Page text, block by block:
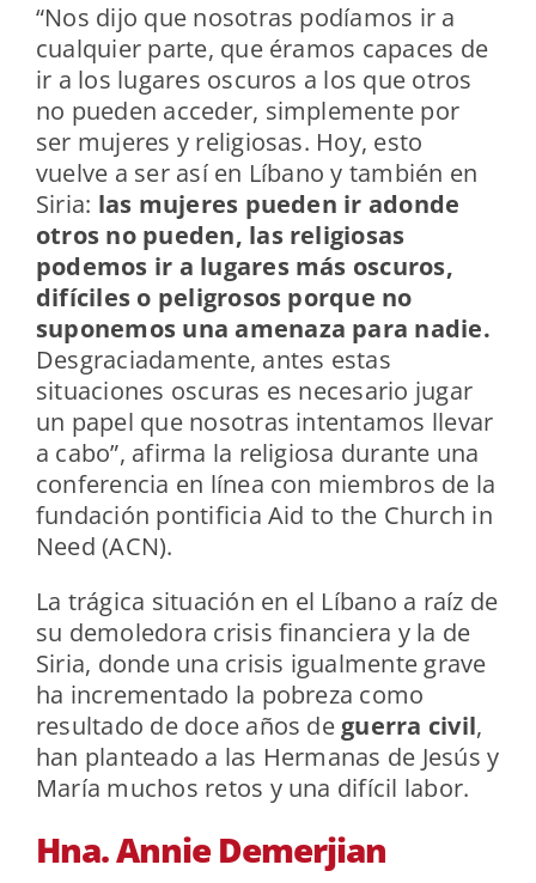
“Nos dijo que nosotras podíamos ir a
cualquier parte, que éramos capaces de
ir a los lugares oscuros a los que otros
no pueden acceder, simplemente por
ser mujeres y religiosas. Hoy, esto
vuelve a ser así en Líbano y también en
Siria: las mujeres pueden ir adonde
otros no pueden, las religiosas
podemos ir a lugares más oscuros,
difíciles o peligrosos porque no
suponemos una amenaza para nadie.
Desgraciadamente, antes estas
situaciones oscuras es necesario jugar
un papel que nosotras intentamos llevar
a cabo”, afirma la religiosa durante una
conferencia en línea con miembros de la
fundación pontificia Aid to the Church in
Need (ACN).
La trágica situación en el Líbano a raíz de
su demoledora crisis financiera y la de
Siria, donde una crisis igualmente grave
ha incrementado la pobreza como
resultado de doce años de guerra civil,
han planteado a las Hermanas de Jesús y
María muchos retos y una difícil labor.
Hna. Annie Demerjian